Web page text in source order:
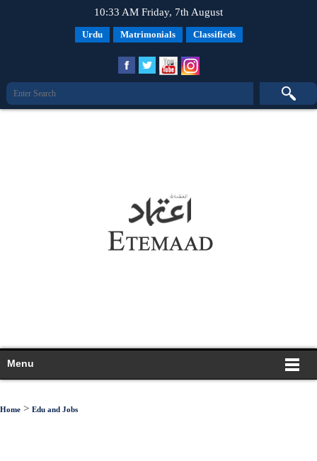
10:33 AM Friday, 7th August
Urdu Matrimonials Classifieds
Menu
Home > Edu and Jobs